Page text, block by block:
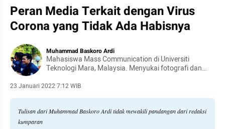
Peran Media Terkait dengan Virus
Corona yang Tidak Ada Habisnya
Muhammad Baskoro Ardi
Mahasiswa Mass Communication di Universiti
Teknologi Mara, Malaysia. Menyukai fotografi dan
23 Januari 2022 7:12 WIB
Tulisan dari Muhammad Baskoro Ardi tidak mewakili pandangan dari redaksi
kumparan